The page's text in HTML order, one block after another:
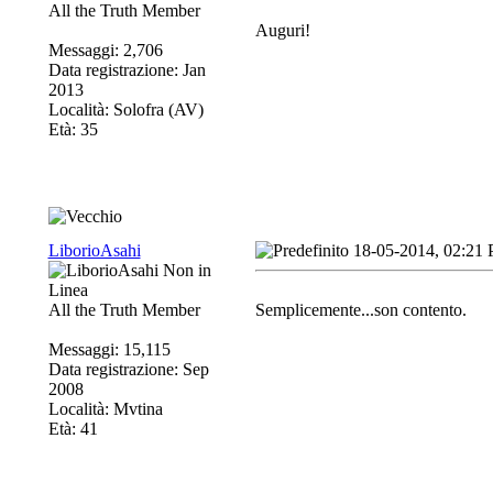
All the Truth Member
Messaggi: 2,706
Data registrazione: Jan
2013
Località: Solofra (AV)
Età: 35
Auguri!
LiborioAsahi
All the Truth Member
Messaggi: 15,115
Data registrazione: Sep
2008
Località: Mvtina
Età: 41
18-05-2014, 02:21
Semplicemente...son contento.